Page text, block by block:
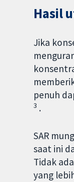
Hasil
Jika
penuh
3 .
SAR
saat ini
Tidak
yang